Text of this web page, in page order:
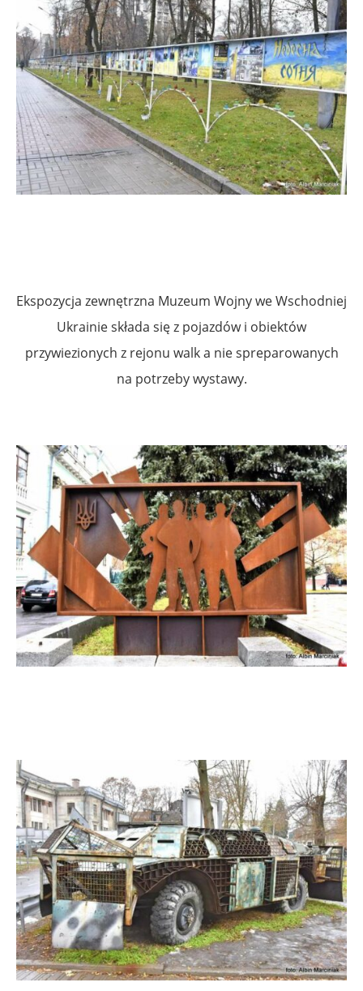
Ekspozycja zewnętrzna Muzeum Wojny we Wschodniej
Ukrainie składa się z pojazdów i obiektów
przywiezionych z rejonu walk a nie spreparowanych
na potrzeby wystawy.